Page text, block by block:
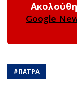
Google
#ΠΑΤΡΑ